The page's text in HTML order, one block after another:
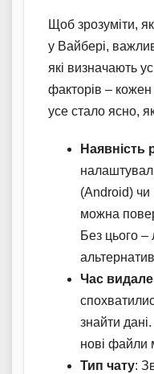
Щоб зрозуміти,
у Вайбері,
які визначають
факторів –
усе стало ясно,
Наявність
(Android) чи
можна
Без цього
Час
знайти
нові файли
Тип чату: